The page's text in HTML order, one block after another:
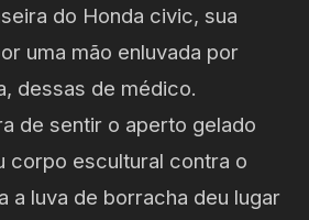
do Honda civic, sua
uma mão enluvada por
dessas de médico.
de sentir o aperto gelado
corpo escultural contra o
a luva de borracha deu lugar